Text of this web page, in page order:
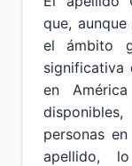
que,
el ámbito
significativa
en
personas
apellido,